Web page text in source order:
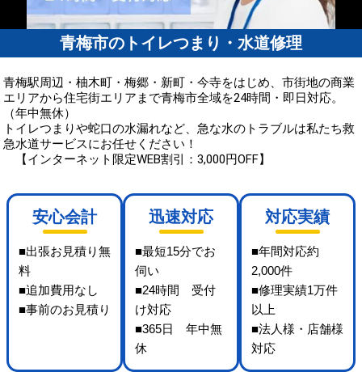
青梅市のトイレつまり・水道修理
青梅駅周辺・柚木町・梅郷・新町・今寺をはじめ、市街地の商業
エリアから住宅街エリアまで青梅市全域を24時間・即日対応。
（年中無休）
トイレつまりや蛇口の水漏れなど、急な水のトラブルは私たち救
急水道サービスにお任せください！
【インターネット限定WEB割引：3,000円OFF】
安心会計
■出張お見積り無
料
■追加費用なし
■事前のお見積り
迅速対応
■最短15分でお
伺い
■24時間 受付
け対応
■365日 年中無
休
対応実績
■年間対応約
2,000件
■修理実績1万件
以上
■法人様・店舗様
対応